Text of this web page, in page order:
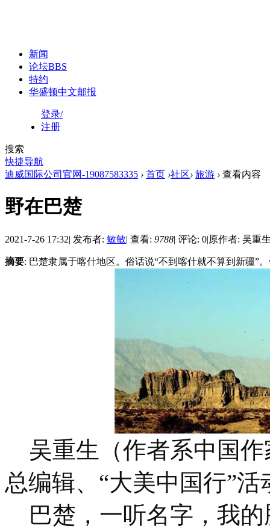
新闻
论坛BBS
特约
华盛顿中文邮报
登录/
注册
搜索
快捷导航
迪威国际公司官网-19087583335 › 首页 ›社区› 旅游 › 查看内容
野在巴楚
2021-7-26 17:32| 发布者: 敏敏| 查看: 9788| 评论: 0|原作者: 吴重
摘要: 巴楚隶属于喀什地区。俗话说“不到喀什就不算到新疆”
吴重生（作者系中国作
总编辑、“大美中国行”
巴楚，一听名字，我的